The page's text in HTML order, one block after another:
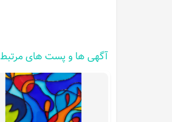
آگهی ها و پست های مرتبط